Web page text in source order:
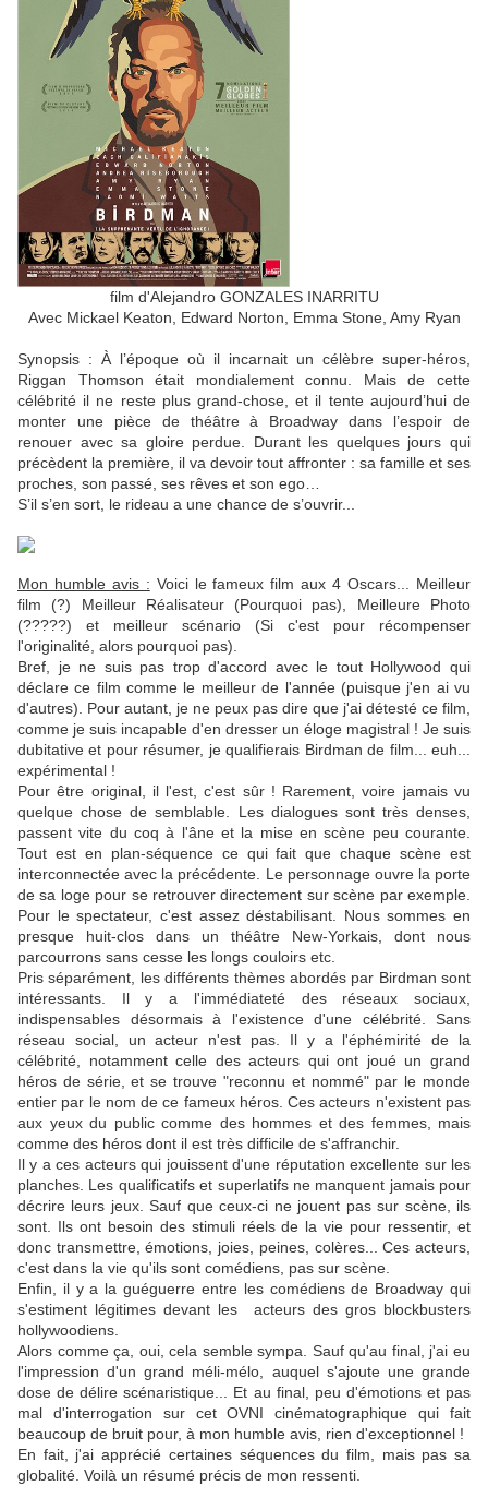
film d'Alejandro GONZALES INARRITU
Avec Mickael Keaton, Edward Norton, Emma Stone, Amy Ryan
Synopsis : À l’époque où il incarnait un célèbre super-héros,
Riggan Thomson était mondialement connu. Mais de cette
célébrité il ne reste plus grand-chose, et il tente aujourd’hui de
monter une pièce de théâtre à Broadway dans l’espoir de
renouer avec sa gloire perdue. Durant les quelques jours qui
précèdent la première, il va devoir tout affronter : sa famille et ses
proches, son passé, ses rêves et son ego…
S’il s’en sort, le rideau a une chance de s’ouvrir...
Mon humble avis : Voici le fameux film aux 4 Oscars... Meilleur
film (?) Meilleur Réalisateur (Pourquoi pas), Meilleure Photo
(?????) et meilleur scénario (Si c'est pour récompenser
l'originalité, alors pourquoi pas).
Bref, je ne suis pas trop d'accord avec le tout Hollywood qui
déclare ce film comme le meilleur de l'année (puisque j'en ai vu
d'autres). Pour autant, je ne peux pas dire que j'ai détesté ce film,
comme je suis incapable d'en dresser un éloge magistral ! Je suis
dubitative et pour résumer, je qualifierais Birdman de film... euh...
expérimental !
Pour être original, il l'est, c'est sûr ! Rarement, voire jamais vu
quelque chose de semblable. Les dialogues sont très denses,
passent vite du coq à l'âne et la mise en scène peu courante.
Tout est en plan-séquence ce qui fait que chaque scène est
interconnectée avec la précédente. Le personnage ouvre la porte
de sa loge pour se retrouver directement sur scène par exemple.
Pour le spectateur, c'est assez déstabilisant. Nous sommes en
presque huit-clos dans un théâtre New-Yorkais, dont nous
parcourrons sans cesse les longs couloirs etc.
Pris séparément, les différents thèmes abordés par Birdman sont
intéressants. Il y a l'immédiateté des réseaux sociaux,
indispensables désormais à l'existence d'une célébrité. Sans
réseau social, un acteur n'est pas. Il y a l'éphémirité de la
célébrité, notamment celle des acteurs qui ont joué un grand
héros de série, et se trouve "reconnu et nommé" par le monde
entier par le nom de ce fameux héros. Ces acteurs n'existent pas
aux yeux du public comme des hommes et des femmes, mais
comme des héros dont il est très difficile de s'affranchir.
Il y a ces acteurs qui jouissent d'une réputation excellente sur les
planches. Les qualificatifs et superlatifs ne manquent jamais pour
décrire leurs jeux. Sauf que ceux-ci ne jouent pas sur scène, ils
sont. Ils ont besoin des stimuli réels de la vie pour ressentir, et
donc transmettre, émotions, joies, peines, colères... Ces acteurs,
c'est dans la vie qu'ils sont comédiens, pas sur scène.
Enfin, il y a la guéguerre entre les comédiens de Broadway qui
s'estiment légitimes devant les acteurs des gros blockbusters
hollywoodiens.
Alors comme ça, oui, cela semble sympa. Sauf qu'au final, j'ai eu
l'impression d'un grand méli-mélo, auquel s'ajoute une grande
dose de délire scénaristique... Et au final, peu d'émotions et pas
mal d'interrogation sur cet OVNI cinématographique qui fait
beaucoup de bruit pour, à mon humble avis, rien d'exceptionnel !
En fait, j'ai apprécié certaines séquences du film, mais pas sa
globalité. Voilà un résumé précis de mon ressenti.